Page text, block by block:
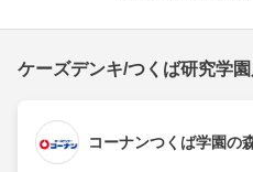
ケーズデンキ/つくば研究学
コーナンつくば学園の